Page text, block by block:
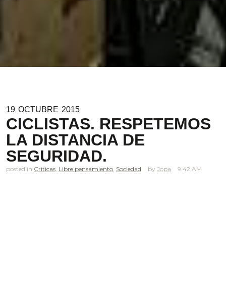
19 OCTUBRE 2015
CICLISTAS. RESPETEMOS
LA DISTANCIA DE
SEGURIDAD.
posted in Criticas, Libre pensamiento, Sociedad Jopa 9.42 AM